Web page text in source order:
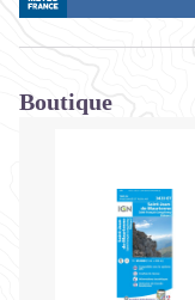
Boutique